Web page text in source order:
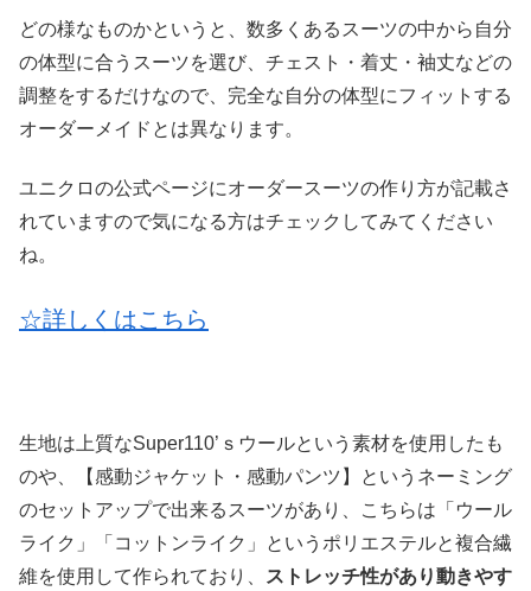
どの様なものかというと、数多くあるスーツの中から自分
の体型に合うスーツを選び、チェスト・着丈・袖丈などの
調整をするだけなので、完全な自分の体型にフィットする
オーダーメイドとは異なります。
ユニクロの公式ページにオーダースーツの作り方が記載さ
れていますので気になる方はチェックしてみてください
ね。
☆詳しくはこちら
生地は上質なSuper110’ｓウールという素材を使用したも
のや、【感動ジャケット・感動パンツ】というネーミング
のセットアップで出来るスーツがあり、こちらは「ウール
ライク」「コットンライク」というポリエステルと複合繊
維を使用して作られており、
ストレッチ性があり動きやす